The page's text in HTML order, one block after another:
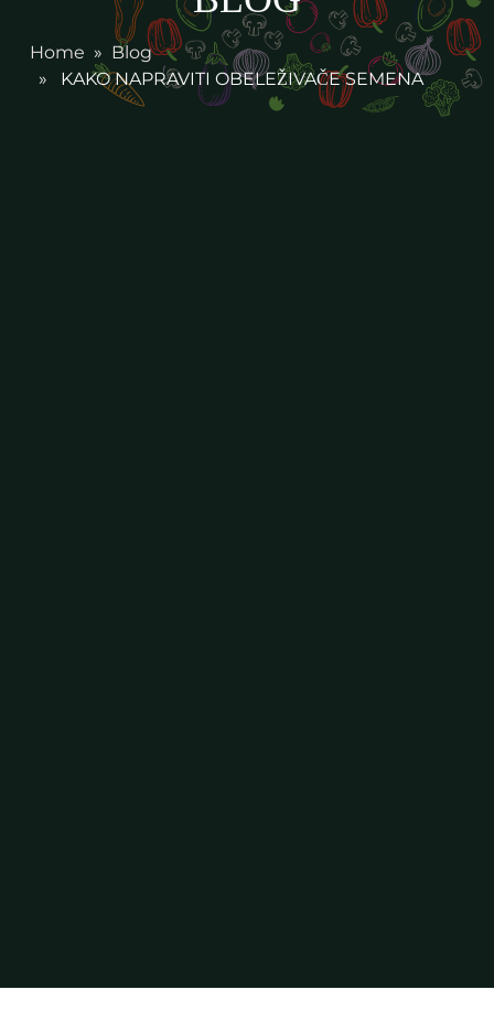
Home » Blog
» KAKO NAPRAVITI OBELEŽIVAČE SEMENA